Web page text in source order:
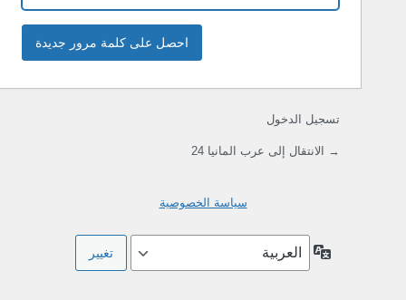
تسجيل الدخول
→ الانتقال إلى عرب المانيا 24
سياسة الخصوصية
اللغة